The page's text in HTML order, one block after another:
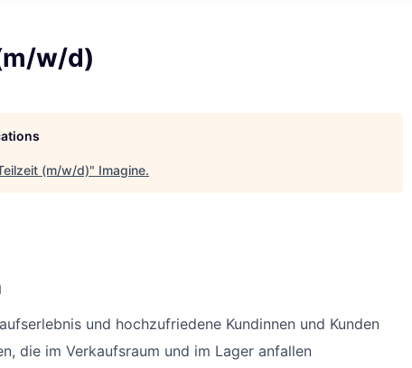
w/d)
(m/w/d)" Imagine.
und hochzufriedene Kundinnen und Kunden
die im Verkaufsraum und im Lager anfallen